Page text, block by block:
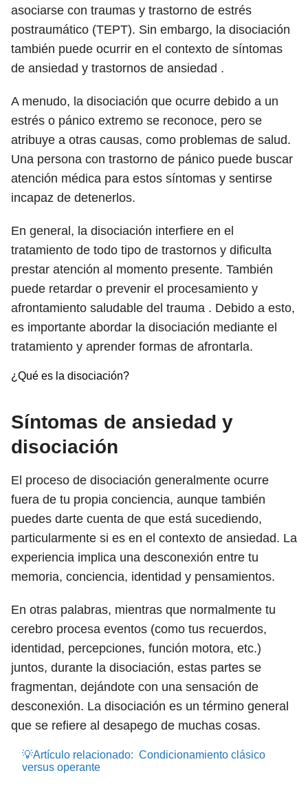
asociarse con traumas y trastorno de estrés
postraumático (TEPT). Sin embargo, la disociación
también puede ocurrir en el contexto de síntomas
de ansiedad y trastornos de ansiedad .
A menudo, la disociación que ocurre debido a un
estrés o pánico extremo se reconoce, pero se
atribuye a otras causas, como problemas de salud.
Una persona con trastorno de pánico puede buscar
atención médica para estos síntomas y sentirse
incapaz de detenerlos.
En general, la disociación interfiere en el
tratamiento de todo tipo de trastornos y dificulta
prestar atención al momento presente. También
puede retardar o prevenir el procesamiento y
afrontamiento saludable del trauma . Debido a esto,
es importante abordar la disociación mediante el
tratamiento y aprender formas de afrontarla.
¿Qué es la disociación?
Síntomas de ansiedad y
disociación
El proceso de disociación generalmente ocurre
fuera de tu propia conciencia, aunque también
puedes darte cuenta de que está sucediendo,
particularmente si es en el contexto de ansiedad. La
experiencia implica una desconexión entre tu
memoria, conciencia, identidad y pensamientos.
En otras palabras, mientras que normalmente tu
cerebro procesa eventos (como tus recuerdos,
identidad, percepciones, función motora, etc.)
juntos, durante la disociación, estas partes se
fragmentan, dejándote con una sensación de
desconexión. La disociación es un término general
que se refiere al desapego de muchas cosas.
💡Artículo relacionado: Condicionamiento clásico
versus operante